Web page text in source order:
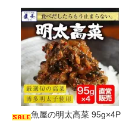
魚屋の明太高菜 95g×4P